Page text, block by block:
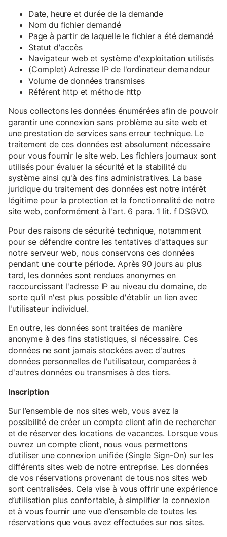
Date, heure et durée de la demande
Nom du fichier demandé
Page à partir de laquelle le fichier a été demandé
Statut d'accès
Navigateur web et système d'exploitation utilisés
(Complet) Adresse IP de l'ordinateur demandeur
Volume de données transmises
Référent http et méthode http
Nous collectons les données énumérées afin de pouvoir
garantir une connexion sans problème au site web et
une prestation de services sans erreur technique. Le
traitement de ces données est absolument nécessaire
pour vous fournir le site web. Les fichiers journaux sont
utilisés pour évaluer la sécurité et la stabilité du
système ainsi qu'à des fins administratives. La base
juridique du traitement des données est notre intérêt
légitime pour la protection et la fonctionnalité de notre
site web, conformément à l'art. 6 para. 1 lit. f DSGVO.
Pour des raisons de sécurité technique, notamment
pour se défendre contre les tentatives d'attaques sur
notre serveur web, nous conservons ces données
pendant une courte période. Après 90 jours au plus
tard, les données sont rendues anonymes en
raccourcissant l'adresse IP au niveau du domaine, de
sorte qu'il n'est plus possible d'établir un lien avec
l'utilisateur individuel.
En outre, les données sont traitées de manière
anonyme à des fins statistiques, si nécessaire. Ces
données ne sont jamais stockées avec d'autres
données personnelles de l'utilisateur, comparées à
d'autres données ou transmises à des tiers.
Inscription
Sur l’ensemble de nos sites web, vous avez la
possibilité de créer un compte client afin de rechercher
et de réserver des locations de vacances. Lorsque vous
ouvrez un compte client, nous vous permettons
d’utiliser une connexion unifiée (Single Sign-On) sur les
différents sites web de notre entreprise. Les données
de vos réservations provenant de tous nos sites web
sont centralisées. Cela vise à vous offrir une expérience
d’utilisation plus confortable, à simplifier la connexion
et à vous fournir une vue d’ensemble de toutes les
réservations que vous avez effectuées sur nos sites.